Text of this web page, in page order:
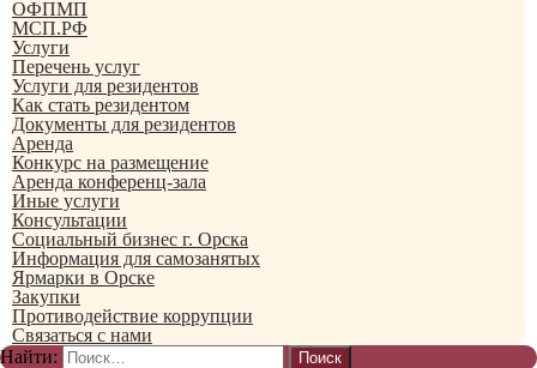
ОФПМП
МСП.РФ
Услуги
Перечень услуг
Услуги для резидентов
Как стать резидентом
Документы для резидентов
Аренда
Конкурс на размещение
Аренда конференц-зала
Иные услуги
Консультации
Социальный бизнес г. Орска
Информация для самозанятых
Ярмарки в Орске
Закупки
Противодействие коррупции
Связаться с нами
Найти: